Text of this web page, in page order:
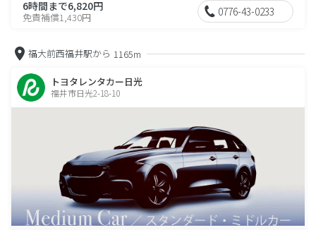
6時間まで6,820円
免責補償1,430円 0776-43-0233
福大前西福井駅から 1165m
トヨタレンタカー日光
福井市日光2-18-10